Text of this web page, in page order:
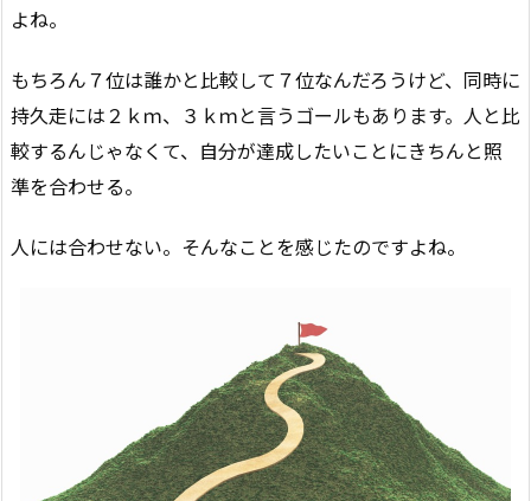
よね。
もちろん７位は誰かと比較して７位なんだろうけど、同時に
持久走には２ｋｍ、３ｋｍと言うゴールもあります。人と比
較するんじゃなくて、自分が達成したいことにきちんと照
準を合わせる。
人には合わせない。そんなことを感じたのですよね。